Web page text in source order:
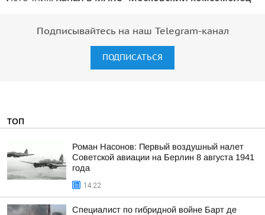
Подписывайтесь на наш Telegram-канал
ПОДПИСАТЬСЯ
ТОП
Роман Насонов: Первый воздушный налет
Советской авиации на Берлин 8 августа 1941
года
14:22
Специалист по гибридной войне Барт де